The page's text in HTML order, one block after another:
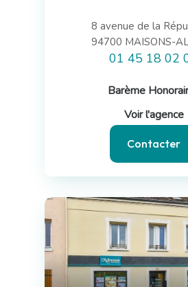
8 avenue de la
94700 MAISONS-
01 45 18 02
Barème
Voir l'agence
Contacter